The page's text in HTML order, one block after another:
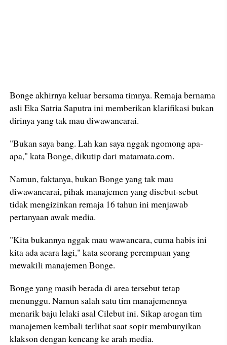
Bonge akhirnya keluar bersama timnya. Remaja bernama
asli Eka Satria Saputra ini memberikan klarifikasi bukan
dirinya yang tak mau diwawancarai.
"Bukan saya bang. Lah kan saya nggak ngomong apa-
apa," kata Bonge, dikutip dari matamata.com.
Namun, faktanya, bukan Bonge yang tak mau
diwawancarai, pihak manajemen yang disebut-sebut
tidak mengizinkan remaja 16 tahun ini menjawab
pertanyaan awak media.
"Kita bukannya nggak mau wawancara, cuma habis ini
kita ada acara lagi," kata seorang perempuan yang
mewakili manajemen Bonge.
Bonge yang masih berada di area tersebut tetap
menunggu. Namun salah satu tim manajemennya
menarik baju lelaki asal Cilebut ini. Sikap arogan tim
manajemen kembali terlihat saat sopir membunyikan
klakson dengan kencang ke arah media.